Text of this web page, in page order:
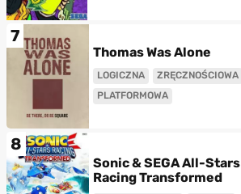
7
Thomas Was Alone
LOGICZNA
ZRĘCZNOŚCIOWA
PLATFORMOWA
8
Sonic & SEGA All-Stars
Racing Transformed